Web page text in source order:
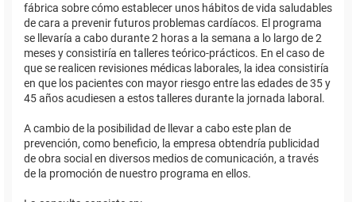
fábrica sobre cómo establecer unos hábitos de vida saludables
de cara a prevenir futuros problemas cardíacos. El programa
se llevaría a cabo durante 2 horas a la semana a lo largo de 2
meses y consistiría en talleres teórico-prácticos. En el caso de
que se realicen revisiones médicas laborales, la idea consistiría
en que los pacientes con mayor riesgo entre las edades de 35 y
45 años acudiesen a estos talleres durante la jornada laboral.
A cambio de la posibilidad de llevar a cabo este plan de
prevención, como beneficio, la empresa obtendría publicidad
de obra social en diversos medios de comunicación, a través
de la promoción de nuestro programa en ellos.